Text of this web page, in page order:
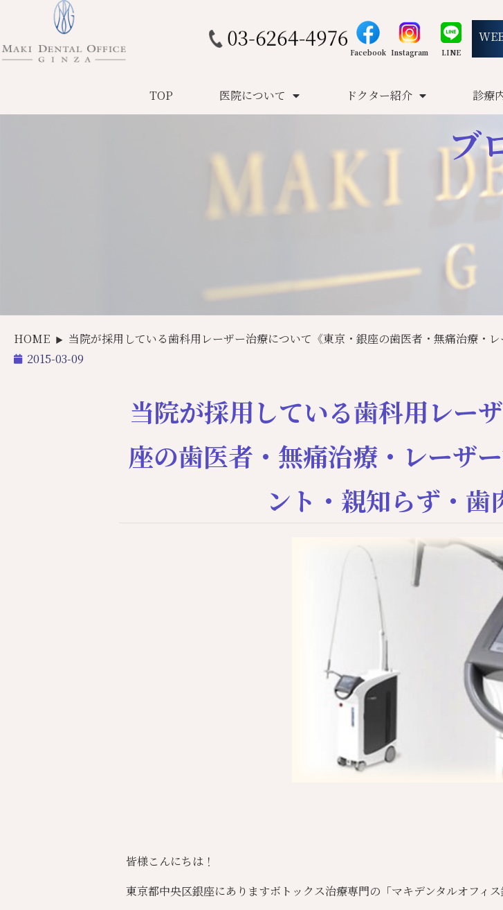
Facebook Instagram LINE
TOP 医院について ドクター紹介 診療
ブ
HOME ▶ 当院が採用している歯科用レーザー治療について《東京・銀座の歯医者・無痛治療・
2015-03-09
当院が採用している歯科用レー
座の歯医者・無痛治療・レーザ
ント・親知らず・歯
皆様こんにちは！
東京都中央区銀座にありますボトックス治療専門の「マキデンタルオフィス